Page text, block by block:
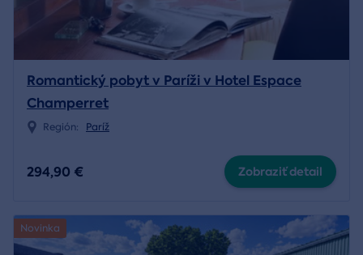
Romantický pobyt v Paríži v Hotel Espace
Champerret
Región: Paríž
294,90 € Zobraziť detail
Novinka